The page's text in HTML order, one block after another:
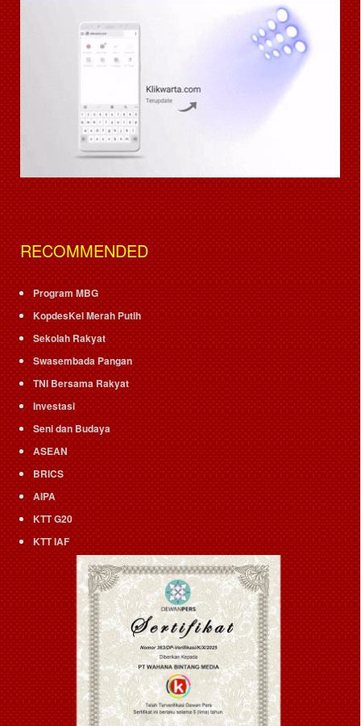
RECOMMENDED
Program MBG
KopdesKel Merah Putih
Sekolah Rakyat
Swasembada Pangan
TNI Bersama Rakyat
Investasi
Seni dan Budaya
ASEAN
BRICS
AIPA
KTT G20
KTT IAF